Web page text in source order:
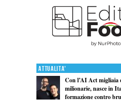
Attualita'
Con l’AI Act migliaia
milionarie, nasce in
formazione contro